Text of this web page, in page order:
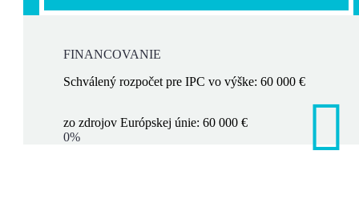
FINANCOVANIE
Schválený rozpočet pre IPC vo výške: 60 000 €
zo zdrojov Európskej únie: 60 000 €
0%